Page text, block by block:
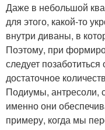
Даже в небольшой
для этого, какой-то
внутри диваны, в
Поэтому, при
следует
достаточное
Подиумы, антресоли,
именно они
примеру, когда мы